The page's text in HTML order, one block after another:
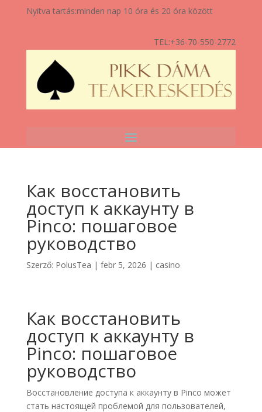
Nyitva tartás:minden nap 10 óra és 20 óra között
TEL:+36-70-550-2772
Как восстановить
доступ к аккаунту в
Pinco: пошаговое
руководство
Szerző: PolusTea | febr 5, 2026 | casino
Как восстановить
доступ к аккаунту в
Pinco: пошаговое
руководство
Восстановление доступа к аккаунту в Pinco может
стать настоящей проблемой для пользователей,